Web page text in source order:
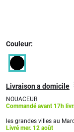
Couleur:
Livraison a domicile
NOUACEUR
Commandé avant 17h
les grandes villes au
Livré mer. 12 août